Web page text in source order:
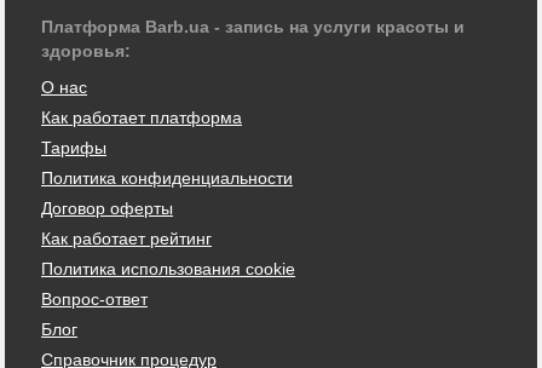
Платформа Barb.ua - запись на услуги красоты и
здоровья:
О нас
Как работает платформа
Тарифы
Политика конфиденциальности
Договор оферты
Как работает рейтинг
Политика использования cookie
Вопрос-ответ
Блог
Справочник процедур